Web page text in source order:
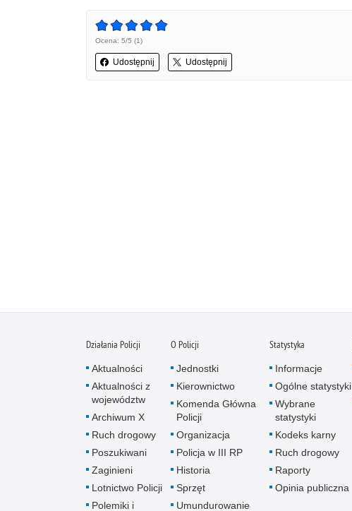
Ocena: 5/5 (1)
Udostępnij Udostępnij
Działania Policji
Aktualności
Aktualności z
województw
Archiwum X
Ruch drogowy
Poszukiwani
Zaginieni
Lotnictwo Policji
Polemiki i
O Policji
Jednostki
Kierownictwo
Komenda Główna
Policji
Organizacja
Policja w III RP
Historia
Sprzęt
Umundurowanie
Statystyka
Informacje
Ogólne statystyki
Wybrane
statystyki
Kodeks karny
Ruch drogowy
Raporty
Opinia publiczna